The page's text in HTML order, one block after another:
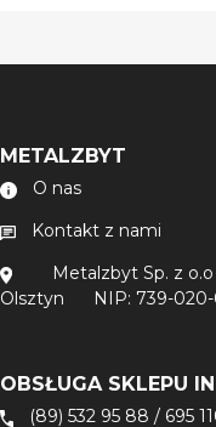
METALZBYT
O nas
Kontakt z nami
Metalzbyt Sp. z o.o
Olsztyn
NIP: 739-
OBSŁUGA SKLEPU
(89) 532 95 88 / 695